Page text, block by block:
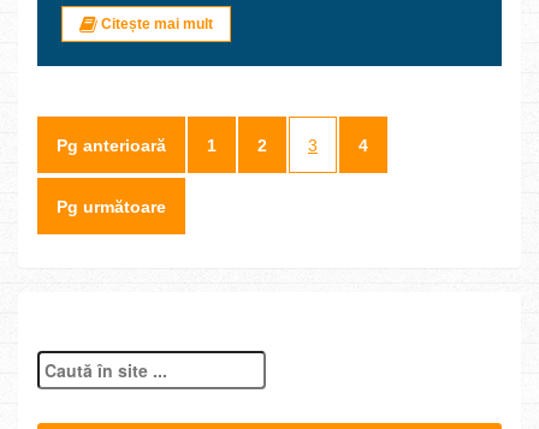
Citește mai mult
Pg anterioară 1 2 3 4
Pg următoare